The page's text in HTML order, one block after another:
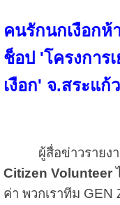
คนรักนกเงือก
ช็อป 'โครงการ
เงือก' จ.สระแก้
ผู้สื่อข่าวรายง
Citizen Volunteer
ค่า พวกเราทีม